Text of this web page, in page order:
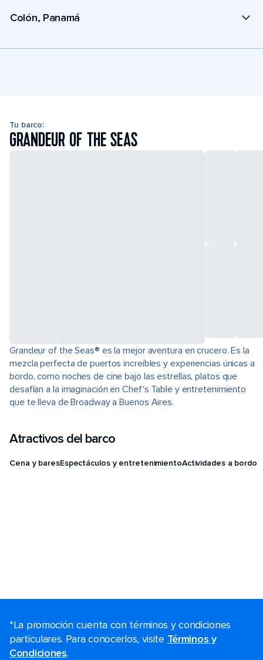
Colón, Panamá
Tu barco:
GRANDEUR OF THE SEAS
Grandeur of the Seas® es la mejor aventura en crucero. Es la
mezcla perfecta de puertos increíbles y experiencias únicas a
bordo, como noches de cine bajo las estrellas, platos que
desafían a la imaginación en Chef's Table y entretenimiento
que te lleva de Broadway a Buenos Aires.
Atractivos del barco
Cena y baresEspectáculos y entretenimientoActividades a bordo
*La promoción cuenta con términos y condiciones
particulares. Para conocerlos, visite Términos y
Condiciones.